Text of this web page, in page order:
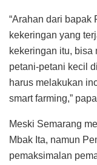
“Arahan dari bapak
kekeringan yang
kekeringan itu, bisa
petani-petani kecil
harus melakukan
smart farming,”
Meski Semarang
Mbak Ita, namun
pemaksimalan